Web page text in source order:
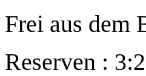
Frei aus dem
Reserven : 3:2